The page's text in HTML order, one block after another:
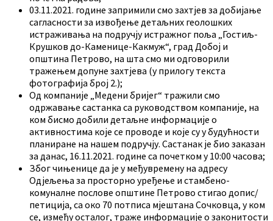
03.11.2021. године запримили смо захтјев за добијање
сагласности за извођење детаљних геолошких
истраживања на подручју истражног поља „Гостиљ-
Крушков до-Каменице-Какмуж“, град Добој и
општина Петрово, на шта смо ми одговорили
тражењем допуне захтјева (у прилогу текста
фотографија број 2.);
Од компаније „Медени бријег“ тражили смо
одржавање састанка са руководством компаније, на
ком бисмо добили детаљне информације о
активностима које се проводе и које су у будућности
планиране на нашем подручју. Састанак је био заказан
за данас, 16.11.2021. године са почетком у 10:00 часова;
Због чињенице да је у међувремену на адресу
Одјељења за просторно уређење и стамбено-
комуналне послове општине Петрово стигао допис/
петиција, са око 70 потписа мјештана Сочковца, у ком
се, између осталог, траже информације о законитости